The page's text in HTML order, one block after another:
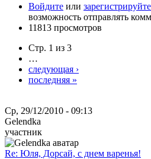
Войдите или
возможность отправлять
11813 просмотров
Стр. 1 из 3
…
следующая ›
последняя »
Ср, 29/12/2010 - 09:13
Gelendka
участник
Re: Юля, Дорсай, с днем варенья!